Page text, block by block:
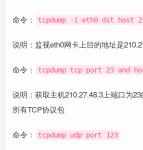
命令： tcpdump -i eth0 dst host
说明：监视eth0网卡上目的地址是
命令： tcpdump tcp port 23 and
说明：获取主机210.27.48.3上端口为
所有TCP协议包
命令： tcpdump udp port 123